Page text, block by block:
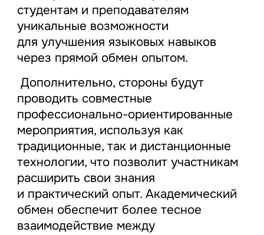
студентам и преподавателям
уникальные возможности
для улучшения языковых навыков
через прямой обмен опытом.
Дополнительно, стороны будут
проводить совместные
профессионально-ориентированные
мероприятия, используя как
традиционные, так и дистанционные
технологии, что позволит участникам
расширить свои знания
и практический опыт. Академический
обмен обеспечит более тесное
взаимодействие между